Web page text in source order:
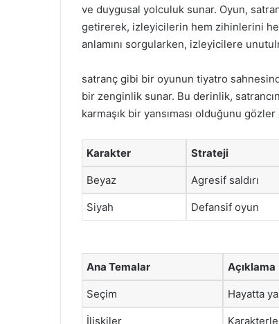
ve duygusal yolculuk sunar. Oyun,
getirerek, izleyicilerin hem zihinlerini
anlamını sorgularken, izleyicilere
satranç gibi bir oyunun tiyatro
bir zenginlik sunar. Bu derinlik,
karmaşık bir yansıması olduğunu
Karakter Strateji
Beyaz Agresif saldırı
Siyah Defansif oyun
Ana Temalar Açıklama
Seçim Hayatta
İlişkiler